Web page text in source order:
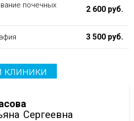
почечных
2 600 руб.
3 500 руб.
клиники
Сергеевна